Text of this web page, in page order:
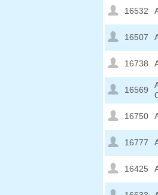
16532
16507
16738
16569
16750
16777
16425